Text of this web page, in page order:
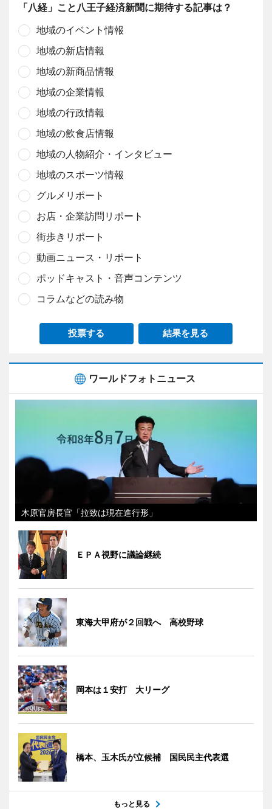
「八経」こと八王子経済新聞に期待する記事は？
地域のイベント情報
地域の新店情報
地域の新商品情報
地域の企業情報
地域の行政情報
地域の飲食店情報
地域の人物紹介・インタビュー
地域のスポーツ情報
グルメリポート
お店・企業訪問リポート
街歩きリポート
動画ニュース・リポート
ポッドキャスト・音声コンテンツ
コラムなどの読み物
投票する 結果を見る
ワールドフォトニュース
木原官房長官「拉致は現在進行形」
ＥＰＡ視野に議論継続
東海大甲府が２回戦へ 高校野球
岡本は１安打 大リーグ
橋本、玉木氏が立候補 国民民主代表選
もっと見る